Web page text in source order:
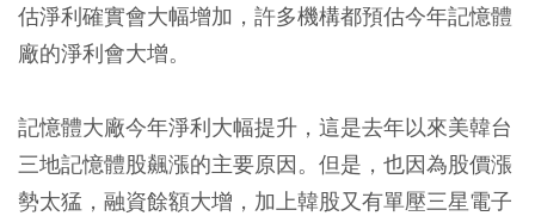
估淨利確實會大幅增加，許多機構都預估今年記憶體
廠的淨利會大增。
記憶體大廠今年淨利大幅提升，這是去年以來美韓台
三地記憶體股飆漲的主要原因。但是，也因為股價漲
勢太猛，融資餘額大增，加上韓股又有單壓三星電子